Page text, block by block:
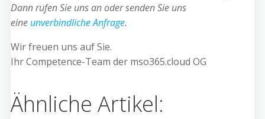
Dann rufen Sie uns an oder senden Sie uns
eine unverbindliche Anfrage.
Wir freuen uns auf Sie.
Ihr Competence-Team der mso365.cloud OG
Ähnliche Artikel: